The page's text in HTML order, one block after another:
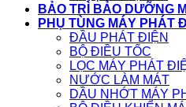
BẢO TRÌ BẢO DƯỠNG
PHỤ TÙNG MÁY PHÁT
ĐẦU PHÁT ĐIỆN
BỘ ĐIỀU TỐC
LỌC MÁY PHÁT
NƯỚC LÀM MÁT
DẦU NHỚT MÁY